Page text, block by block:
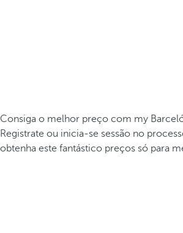
Consiga o melhor preço com my
Registrate ou inicia-se sessão no
obtenha este fantástico preços só para